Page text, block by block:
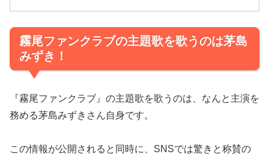
霧尾ファンクラブの主題歌を歌うのは茅島
みずき！
『霧尾ファンクラブ』の主題歌を歌うのは、なんと主演を
務める茅島みずきさん自身です。
この情報が公開されると同時に、SNSでは驚きと称賛の